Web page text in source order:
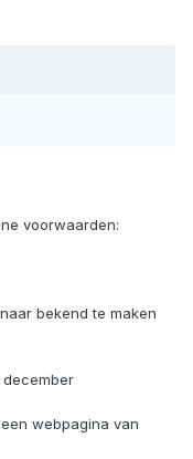
voorwaarden:
bekend te maken
webpagina van